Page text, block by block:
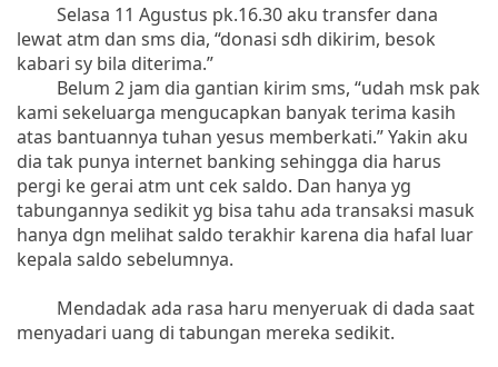
Selasa 11 Agustus pk.16.30 aku transfer dana
lewat atm dan sms dia, “donasi sdh dikirim, besok
kabari sy bila diterima.”
Belum 2 jam dia gantian kirim sms, “udah msk pak
kami sekeluarga mengucapkan banyak terima kasih
atas bantuannya tuhan yesus memberkati.” Yakin aku
dia tak punya internet banking sehingga dia harus
pergi ke gerai atm unt cek saldo. Dan hanya yg
tabungannya sedikit yg bisa tahu ada transaksi masuk
hanya dgn melihat saldo terakhir karena dia hafal luar
kepala saldo sebelumnya.
Mendadak ada rasa haru menyeruak di dada saat
menyadari uang di tabungan mereka sedikit.